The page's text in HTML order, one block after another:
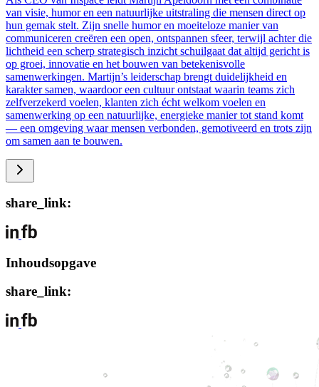
van visie, humor en een natuurlijke uitstraling die mensen direct op
hun gemak stelt. Zijn snelle humor en moeiteloze manier van
communiceren creëren een open, ontspannen sfeer, terwijl achter die
lichtheid een scherp strategisch inzicht schuilgaat dat altijd gericht is
op groei, innovatie en het bouwen van betekenisvolle
samenwerkingen. Martijn’s leiderschap brengt duidelijkheid en
karakter samen, waardoor een cultuur ontstaat waarin teams zich
zelfverzekerd voelen, klanten zich écht welkom voelen en
samenwerking op een natuurlijke, energieke manier tot stand komt
— een omgeving waar mensen verbonden, gemotiveerd en trots zijn
om samen aan te bouwen.
share_link:
Inhoudsopgave
share_link: